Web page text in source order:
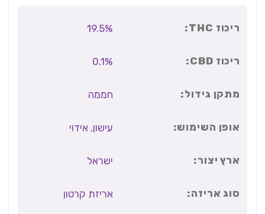
ריכוז THC: 19.5%
ריכוז CBD: 0.1%
מתקן גידול: חממה
אופן השימוש: עישון,אידוי
ארץ יצור: ישראל
סוג אריזה: אריזת קרטון